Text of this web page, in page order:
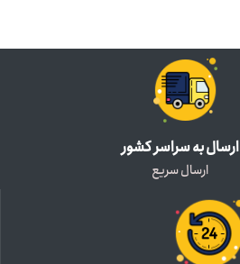
ارسال به سراسر کشور
ارسال سریع